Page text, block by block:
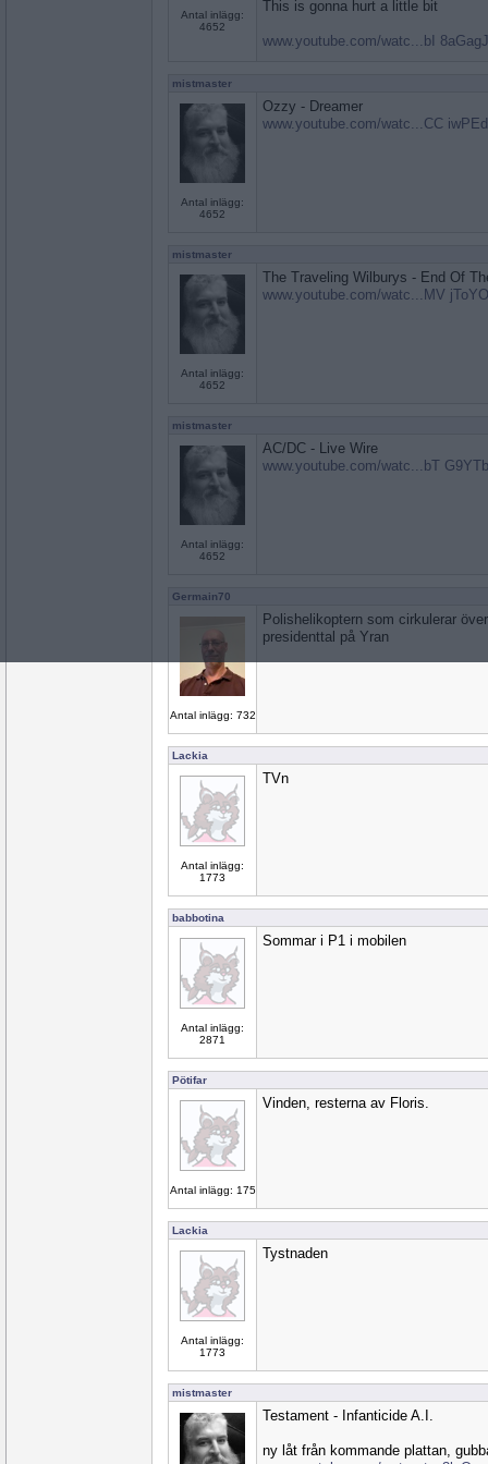
Antal inlägg:
4652
This is gonna hurt a little bit
www.youtube.com/watc...bI
mistmaster
Antal inlägg:
4652
Ozzy - Dreamer
www.youtube.com/watc...CC
mistmaster
Antal inlägg:
4652
The Traveling Wilburys - End Of
www.youtube.com/watc...MV
mistmaster
Antal inlägg:
4652
AC/DC - Live Wire
www.youtube.com/watc...bT
Germain70
Antal inlägg: 732
Polishelikoptern som cirkulerar
presidenttal på Yran
Lackia
Antal inlägg:
1773
TVn
babbotina
Antal inlägg:
2871
Sommar i P1 i mobilen
Pötifar
Antal inlägg: 175
Vinden, resterna av Floris.
Lackia
Antal inlägg:
1773
Tystnaden
mistmaster
Testament - Infanticide A.I.
ny låt från kommande plattan,